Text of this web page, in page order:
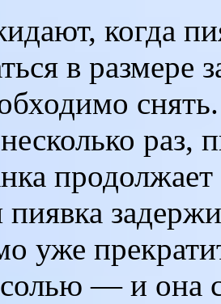
когда
в размере
раз,
пиявка
уже
— и она